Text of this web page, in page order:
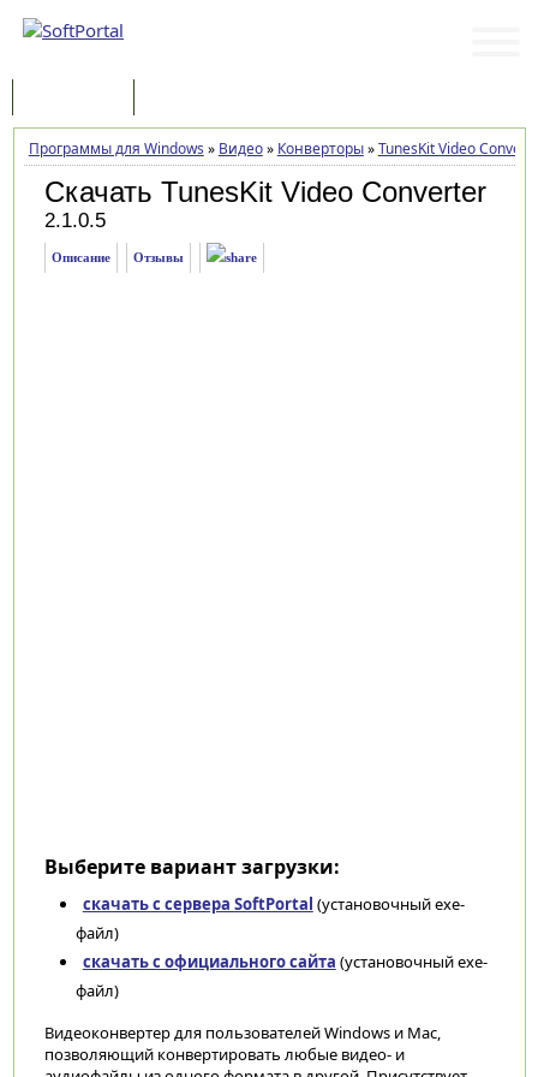
Программы для Windows » Видео» Конверторы»TunesKit Video
Скачать TunesKit Video Converter
2.1.0.5
Описание Отзывы
Выберите вариант загрузки:
скачать с сервера SoftPortal (установочный exe-
файл)
скачать с официального сайта (установочный exe-
файл)
Видеоконвертер для пользователей Windows и Mac,
позволяющий конвертировать любые видео- и